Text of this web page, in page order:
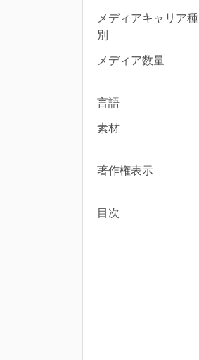
メディアキャリア種
別
メディア数量
言語
素材
著作権表示
目次